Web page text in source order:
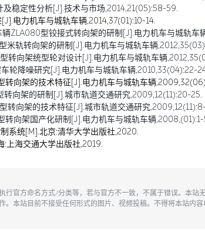
稳定性分析[J].技术与市场,2014,21(05):58-59.
电力机车与城轨车辆,2014,37(01):10-14.
ZLA080型铰接式转向架的研制[J].电力机车与城轨车
轨转向架的研制[J].电力机车与城轨车辆
转向架统型轮对设计[J].电力机车与城轨车辆
轮降噪研究[J].电力机车与城轨车辆,2010,33(04):22-
转向架的技术特征[J].电力机车与城轨车辆
向架的研制[J].城市轨道交通研究,2009,12(11):20-25.
向架的技术特征[J].城市轨道交通研究
向架国产化研制[J].电力机车与城轨车辆,2008,(01):1-
系统[M].北京:清华大学出版社,2020.
上海交通大学出版社,2019.
行官方命名方式/分类等，若与官方不一致，不属于错误。本
本站目前不接受任何形式的图片、视频投稿。不得将本站内